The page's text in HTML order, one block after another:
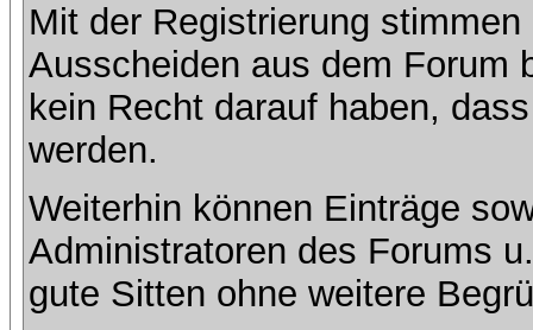
Mit der Registrierung
Ausscheiden aus dem Forum
kein Recht darauf haben,
werden.
Weiterhin können Einträge
Administratoren des Forums
gute Sitten ohne weitere